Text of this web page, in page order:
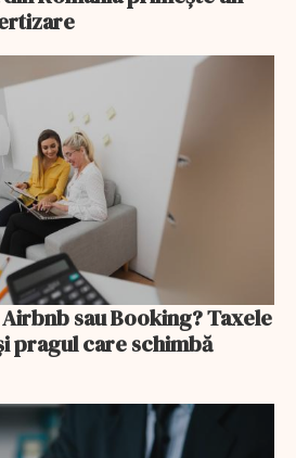
sau Booking? Taxele
pragul care schimbă